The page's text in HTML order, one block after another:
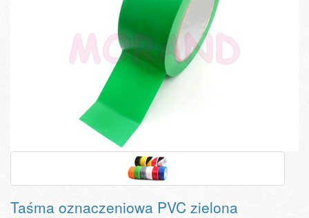
Taśma oznaczeniowa PVC zielona